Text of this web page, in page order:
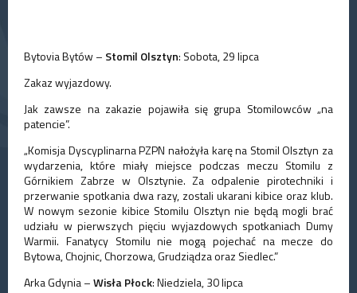
Bytovia Bytów – Stomil Olsztyn: Sobota, 29 lipca
Zakaz wyjazdowy.
Jak zawsze na zakazie pojawiła się grupa Stomilowców „na
patencie”.
„Komisja Dyscyplinarna PZPN nałożyła karę na Stomil Olsztyn za
wydarzenia, które miały miejsce podczas meczu Stomilu z
Górnikiem Zabrze w Olsztynie. Za odpalenie pirotechniki i
przerwanie spotkania dwa razy, zostali ukarani kibice oraz klub.
W nowym sezonie kibice Stomilu Olsztyn nie będą mogli brać
udziału w pierwszych pięciu wyjazdowych spotkaniach Dumy
Warmii. Fanatycy Stomilu nie mogą pojechać na mecze do
Bytowa, Chojnic, Chorzowa, Grudziądza oraz Siedlec.”
Arka Gdynia –Wisła Płock: Niedziela, 30 lipca